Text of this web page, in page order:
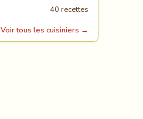
40 recettes
Voir tous les cuisiniers →